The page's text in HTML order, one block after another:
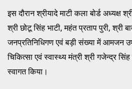
इस दौरान श्रीयादे माटी कला बोर्ड अध्यक्ष
श्री छोटू सिंह भाटी, महंत प्रताप पुरी, श्री
जनप्रतिनिधिगण एवं बड़ी संख्या में आमजन
चिकित्सा एवं स्वास्थ्य मंत्री श्री गजेन्द्र
स्वागत किया।